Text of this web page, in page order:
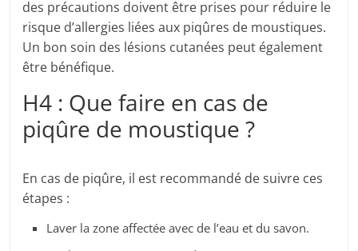
des précautions doivent être prises pour réduire le
risque d’allergies liées aux piqûres de moustiques.
Un bon soin des lésions cutanées peut également
être bénéfique.
H4 : Que faire en cas de
piqûre de moustique ?
En cas de piqûre, il est recommandé de suivre ces
étapes :
Laver la zone affectée avec de l’eau et du savon.